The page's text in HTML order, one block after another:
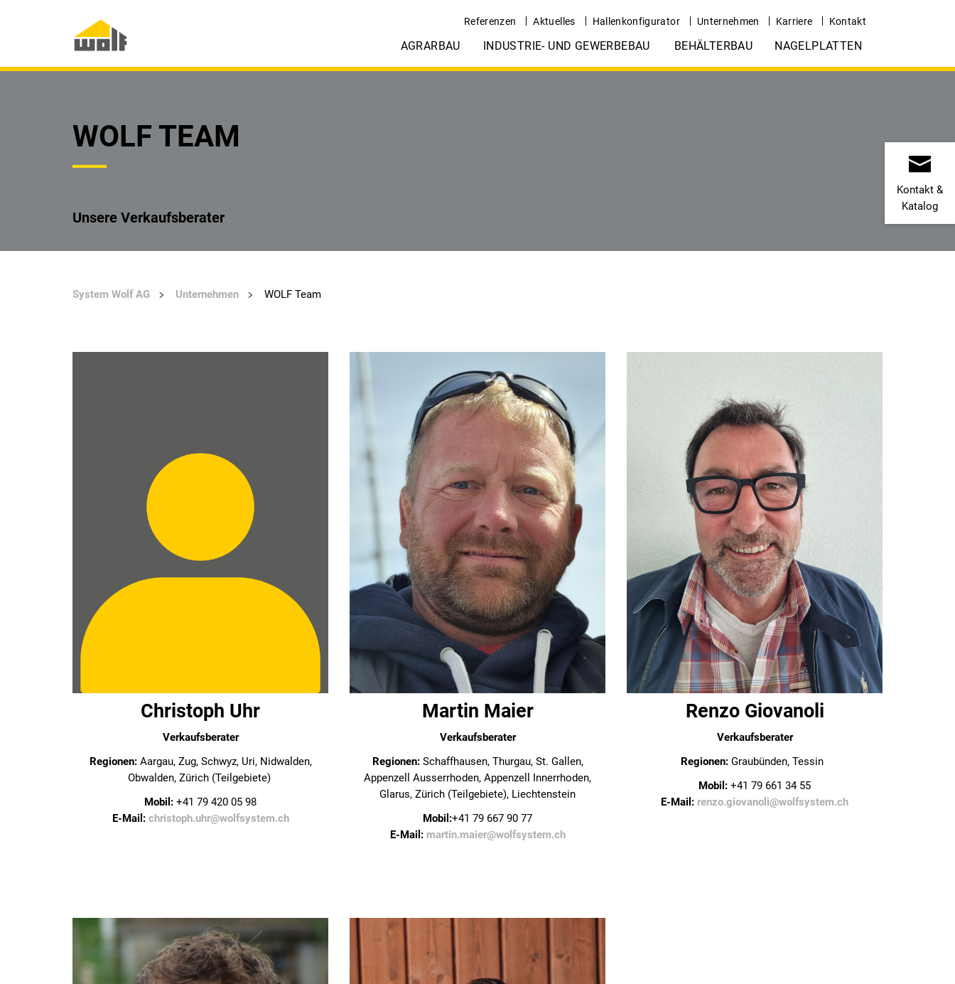
Referenzen Aktuelles Hallenkonfigurator Unternehmen Karriere Kontakt
AGRARBAU INDUSTRIE- UND GEWERBEBAU BEHÄLTERBAU NAGELPLATTEN
Kontakt &
Katalog
WOLF TEAM
Unsere Verkaufsberater
System Wolf AG Unternehmen WOLF Team
Christoph Uhr
Verkaufsberater
Regionen:Aargau, Zug, Schwyz, Uri, Nidwalden,
Obwalden, Zürich (Teilgebiete)
Mobil: +41 79 420 05 98
E-Mail: christoph.uhr@wolfsystem.ch
Martin Maier
Verkaufsberater
Regionen:Schaffhausen, Thurgau, St. Gallen,
Appenzell Ausserrhoden, Appenzell Innerrhoden,
Glarus, Zürich (Teilgebiete), Liechtenstein
Mobil:+41 79 667 90 77
E-Mail: martin.maier@wolfsystem.ch
Renzo Giovanoli
Verkaufsberater
Regionen:Graubünden, Tessin
Mobil: +41 79 661 34 55
E-Mail: renzo.giovanoli@wolfsystem.ch